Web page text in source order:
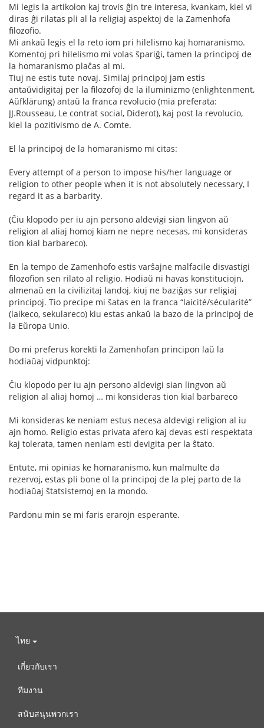
Mi legis la artikolon kaj trovis ĝin tre interesa, kvankam, kiel vi
diras ĝi rilatas pli al la religiaj aspektoj de la Zamenhofa
filozofio.
Mi ankaŭ legis el la reto iom pri hilelismo kaj homaranismo.
Komentoj pri hilelismo mi volas ŝpariĝi, tamen la principoj de
la homaranismo plaĉas al mi.
Tiuj ne estis tute novaj. Similaj principoj jam estis
antaŭvidigitaj per la filozofoj de la iluminizmo (enlightenment,
Aŭfklärung) antaŭ la franca revolucio (mia preferata:
JJ.Rousseau, Le contrat social, Diderot), kaj post la revolucio,
kiel la pozitivismo de A. Comte.
El la principoj de la homaranismo mi citas:
Every attempt of a person to impose his/her language or
religion to other people when it is not absolutely necessary, I
regard it as a barbarity.
(Ĉiu klopodo per iu ajn persono aldevigi sian lingvon aŭ
religion al aliaj homoj kiam ne nepre necesas, mi konsideras
tion kial barbareco).
En la tempo de Zamenhofo estis varŝajne malfacile disvastigi
filozofion sen rilato al religio. Hodiaŭ ni havas konstituciojn,
almenaŭ en la civilizitaj landoj, kiuj ne baziĝas sur religiaj
principoj. Tio precipe mi ŝatas en la franca “laicité/sécularité”
(laikeco, sekulareco) kiu estas ankaŭ la bazo de la principoj de
la Eŭropa Unio.
Do mi preferus korekti la Zamenhofan principon laŭ la
hodiaŭaj vidpunktoj:
Ĉiu klopodo per iu ajn persono aldevigi sian lingvon aŭ
religion al aliaj homoj … mi konsideras tion kial barbareco
Mi konsideras ke neniam estus necesa aldevigi religion al iu
ajn homo. Religio estas privata afero kaj devas esti respektata
kaj tolerata, tamen neniam esti devigita per la ŝtato.
Entute, mi opinias ke homaranismo, kun malmulte da
rezervoj, estas pli bone ol la principoj de la plej parto de la
hodiaŭaj ŝtatsistemoj en la mondo.
Pardonu min se mi faris erarojn esperante.
ไทย
เกี่ยวกับเรา
ทีมงาน
สนับสนุนพวกเรา